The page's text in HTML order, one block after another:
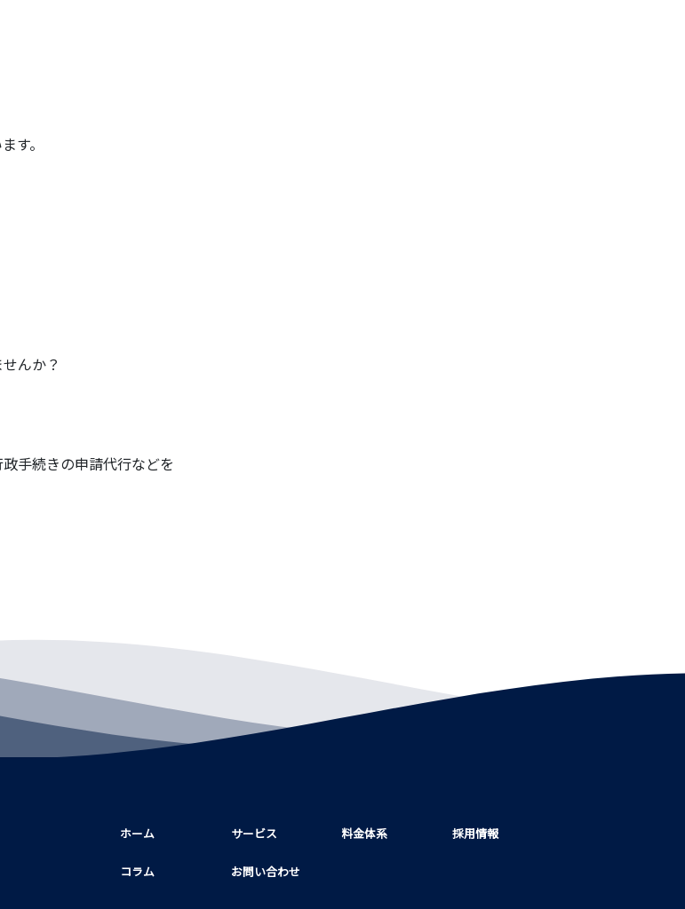
す。
んか？
手続きの申請代行などを
ホーム サービス 料金体系 採用情報
コラム お問い合わせ